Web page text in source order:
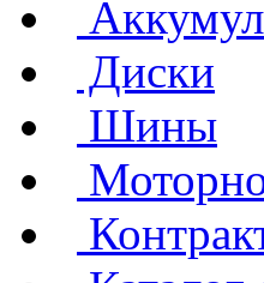
Диски
Шины